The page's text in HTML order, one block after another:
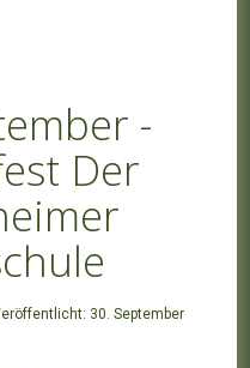
-
Der
30. September